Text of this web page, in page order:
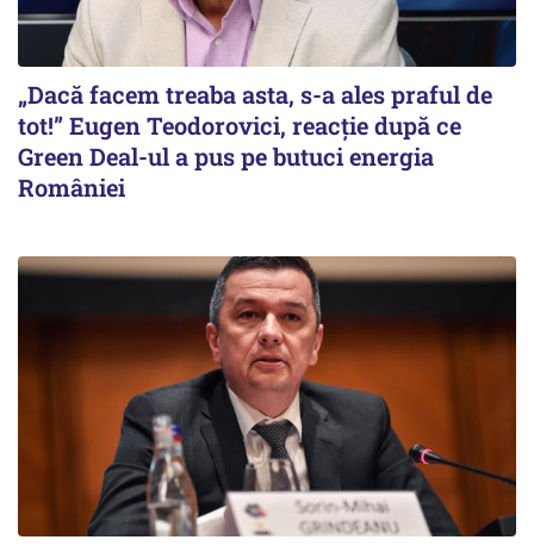
„Dacă facem treaba asta, s-a ales praful de
tot!” Eugen Teodorovici, reacție după ce
Green Deal-ul a pus pe butuci energia
României